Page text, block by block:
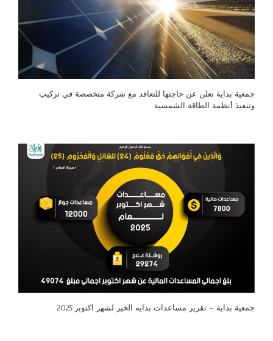
جمعية بداية تعلن عن حاجتها للتعاقد مع شركة متخصصة في تركيب
وتنفيذ أنظمة الطاقة الشمسية
جمعية بداية – تقرير مساعدات بدايه الخير لشهر اكتوبر 2025